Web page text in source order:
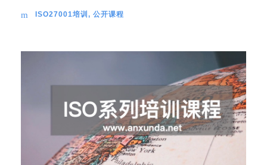
ISO27001培训 , 公开课程